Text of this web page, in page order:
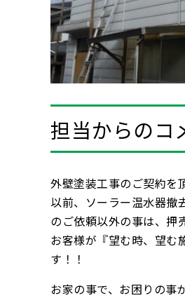
担当からのコ
外壁塗装工事のご契約を
以前、ソーラー温水器撤
のご依頼以外の事は、押
お客様が『望む時、望む
す！！
お家の事で、お困りの事